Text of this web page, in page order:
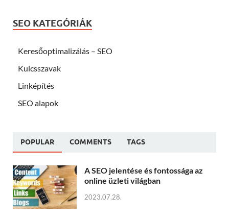
SEO KATEGÓRIÁK
Keresőoptimalizálás – SEO
Kulcsszavak
Linképítés
SEO alapok
POPULAR COMMENTS TAGS
A SEO jelentése és fontossága az
online üzleti világban
2023.07.28.